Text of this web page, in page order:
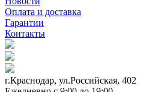
Оплата и доставка
Гарантии
Контакты
г.Краснодар, ул.Российская, 402